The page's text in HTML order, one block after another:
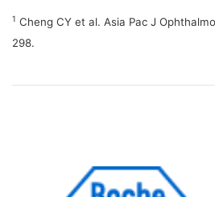
1 Cheng CY et al. Asia Pac J
298.